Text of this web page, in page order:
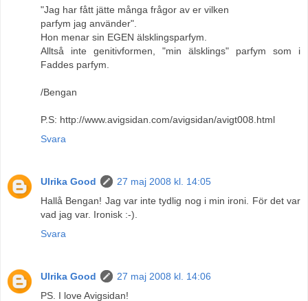
"Jag har fått jätte många frågor av er vilken
parfym jag använder".
Hon menar sin EGEN älsklingsparfym.
Alltså inte genitivformen, "min älsklings" parfym som i
Faddes parfym.
/Bengan
P.S: http://www.avigsidan.com/avigsidan/avigt008.html
Svara
Ulrika Good
27 maj 2008 kl. 14:05
Hallå Bengan! Jag var inte tydlig nog i min ironi. För det var
vad jag var. Ironisk :-).
Svara
Ulrika Good
27 maj 2008 kl. 14:06
PS. I love Avigsidan!